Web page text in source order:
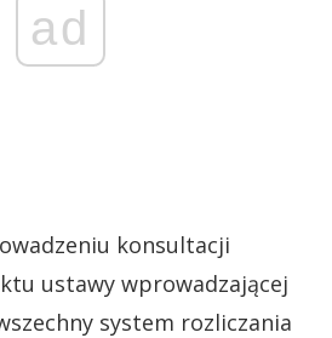
ad
konsultacji
ustawy wprowadzającej
system rozliczania